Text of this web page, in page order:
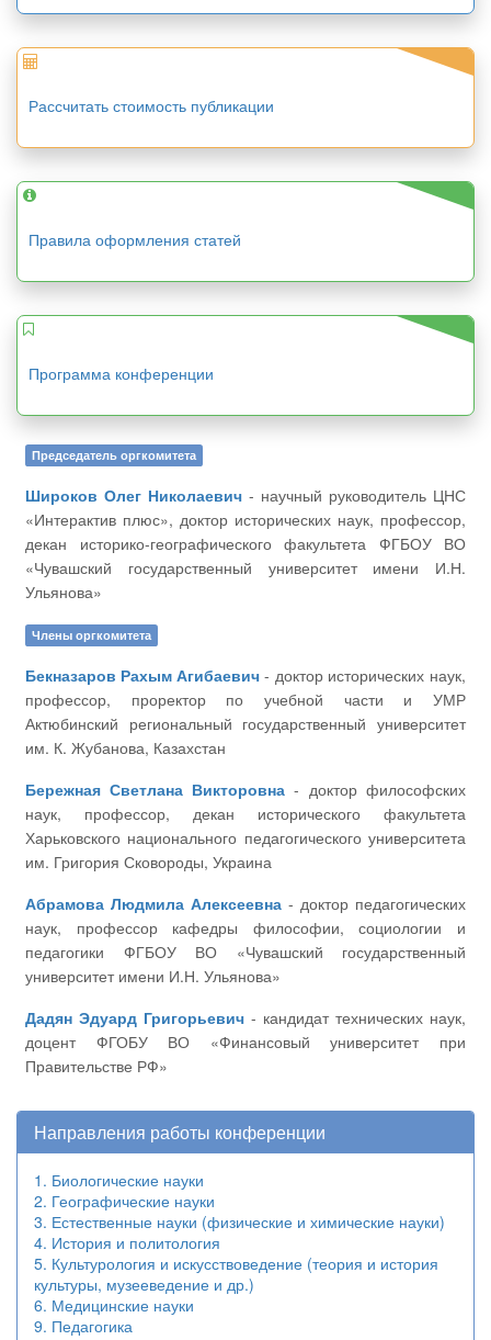
Рассчитать стоимость публикации
Правила оформления статей
Программа конференции
Председатель оргкомитета
Широков Олег Николаевич
«Интерактив плюс», доктор исторических наук, профессор,
декан историко-географического факультета ФГБОУ ВО
«Чувашский государственный университет имени И.Н.
Ульянова»
Члены оргкомитета
Бекназаров Рахым Агибаевич
профессор, проректор по учебной части и УМР
Актюбинский региональный государственный университет
им. К. Жубанова, Казахстан
Бережная Светлана Викторовна
наук, профессор, декан исторического факультета
Харьковского национального педагогического университета
им. Григория Сковороды, Украина
Абрамова Людмила Алексеевна
наук, профессор кафедры философии, социологии и
педагогики ФГБОУ ВО «Чувашский государственный
университет имени И.Н. Ульянова»
Дадян Эдуард Григорьевич
доцент ФГОБУ ВО «Финансовый университет при
Правительстве РФ»
Направления работы конференции
1. Биологические науки
2. Географические науки
3. Естественные науки (физические и химические науки)
4. История и политология
5. Культурология и искусствоведение (теория и история
культуры, музееведение и др.)
6. Медицинские науки
9. Педагогика